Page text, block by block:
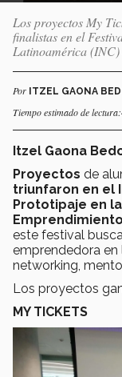
Los proyectos My
finalistas en el
Latinoamérica
Por ITZEL GAONA
Tiempo estimado de
Itzel Gaona
Proyectos de
triunfaron en el
Prototipaje en
este festival
emprendedora en
networking,
Los proyectos
MY TICKETS